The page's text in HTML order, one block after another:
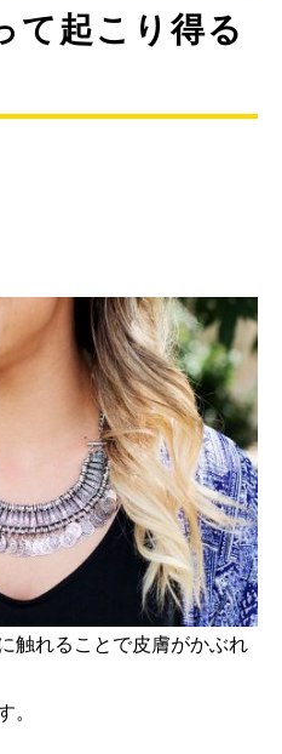
て起こり得る
触れることで皮膚がかぶれ
。